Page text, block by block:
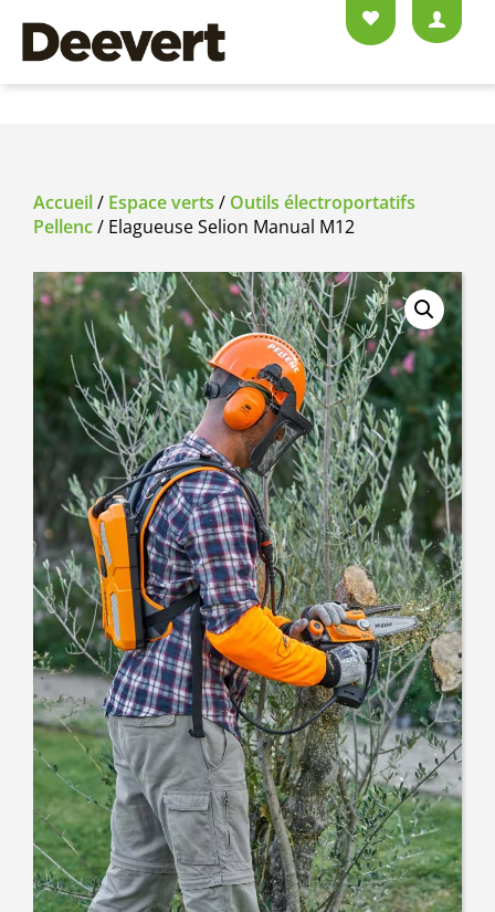
Accueil/ Espace verts / Outils électroportatifs
Pellenc/ Elagueuse Selion Manual M12